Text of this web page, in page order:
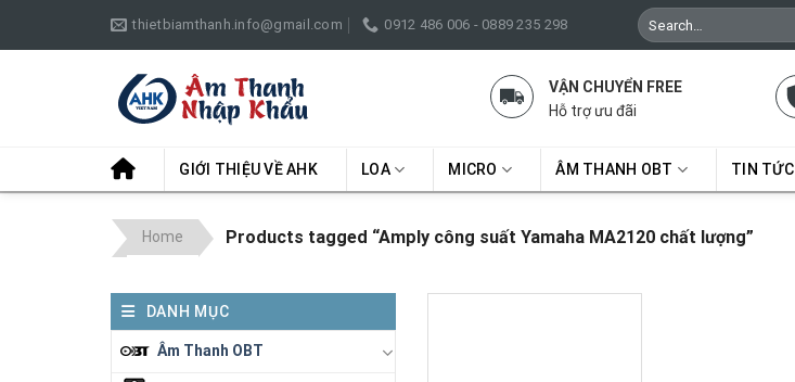
thietbiamthanh.info@gmail.com 0912 486 006 - 0889 235 298
Search
for:
VẬN CHUYỂN FREE
Hỗ trợ ưu đãi
GIỚI THIỆU VỀ AHK LOA MICRO ÂM THANH OBT TIN TỨC
Home Products tagged “Amply công suất Yamaha MA2120 chất lượng”
DANH MỤC
Âm Thanh OBT